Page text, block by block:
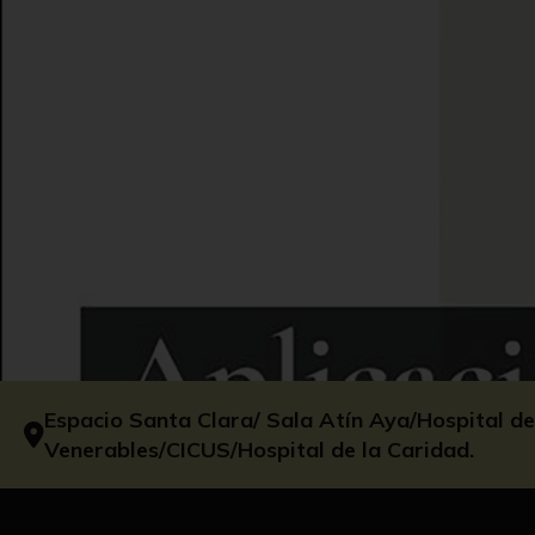
Espacio Santa Clara/ Sala Atín Aya/Hospital
Venerables/CICUS/Hospital de la Caridad.